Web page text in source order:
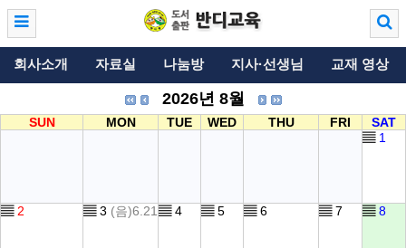
회사소개 자료실 나눔방 지사·선생님 교재 영상
2026년 8월
SUN MON TUE WED THU FRI
SAT
▤ 1
▤ 2 ▤ 3 (음)6.21 ▤ 4 ▤ 5 ▤ 6 ▤ 7 ▤ 8